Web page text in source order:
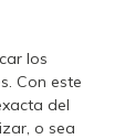
los
Con este
del
o sea